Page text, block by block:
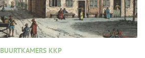
BUURTKAMERS KKP